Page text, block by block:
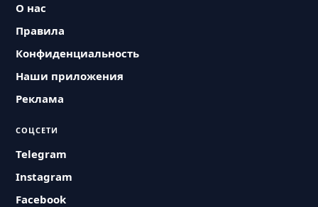
О нас
Правила
Конфиденциальность
Наши приложения
Реклама
СОЦСЕТИ
Telegram
Instagram
Facebook